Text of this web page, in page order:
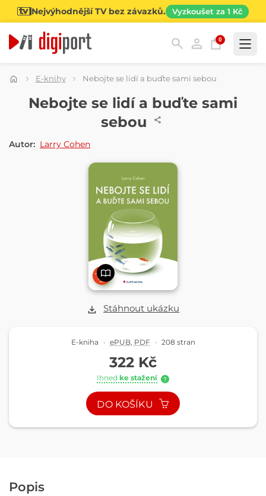
Nejvýhodnější TV bez závazků. Vyzkoušet za 1 Kč
0
Kategorie
E-knihy Nebojte se lidí a buďte sami sebou
Stáhnout ukázku
E-KNIHANebojte se lidí a buďte sami
sebou
Autor: Larry Cohen
E-kniha · ePUB, PDF · 208 stran
322 Kč
Ihned ke stažení ?
DO KOŠÍKU
Popis